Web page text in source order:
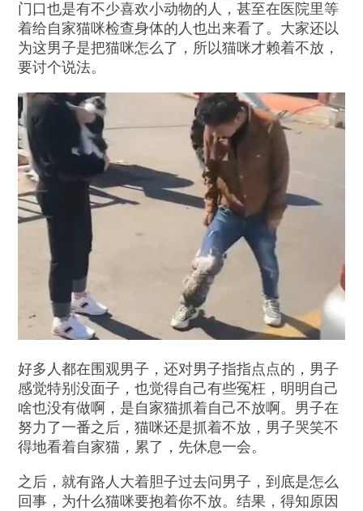
门口也是有不少喜欢小动物的人，甚至在医院里等
着给自家猫咪检查身体的人也出来看了。大家还以
为这男子是把猫咪怎么了，所以猫咪才赖着不放，
要讨个说法。
好多人都在围观男子，还对男子指指点点的，男子
感觉特别没面子，也觉得自己有些冤枉，明明自己
啥也没有做啊，是自家猫抓着自己不放啊。男子在
努力了一番之后，猫咪还是抓着不放，男子哭笑不
得地看着自家猫，累了，先休息一会。
之后，就有路人大着胆子过去问男子，到底是怎么
回事，为什么猫咪要抱着你不放。结果，得知原因